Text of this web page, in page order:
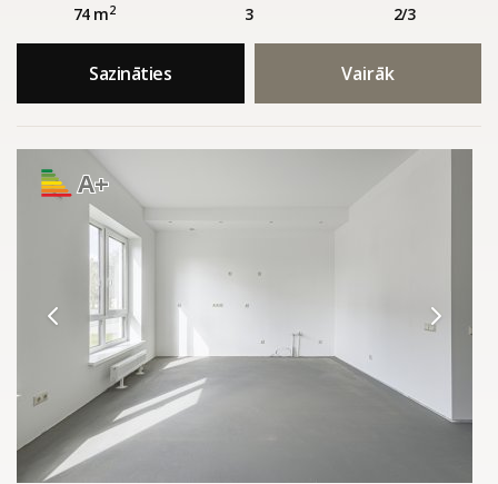
74 m2 3 2/3
Sazināties Vairāk
A+